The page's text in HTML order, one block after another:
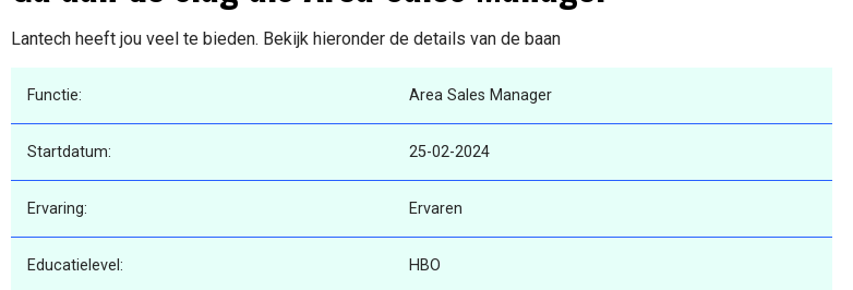
Lantech heeft jou veel te bieden. Bekijk hieronder de details van de baan
Functie: Area Sales Manager
Startdatum: 25-02-2024
Ervaring: Ervaren
Educatielevel: HBO